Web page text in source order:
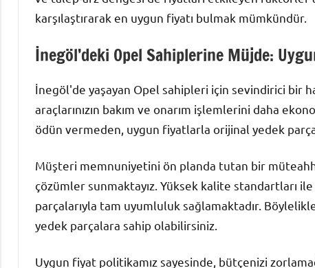
karşılaştırarak en uygun fiyatı bulmak mümkündür.
İnegöl’deki Opel Sahiplerine Müjde:
İnegöl'de yaşayan Opel sahipleri için sevindirici bir
araçlarınızın bakım ve onarım işlemlerini daha
ödün vermeden, uygun fiyatlarla orijinal yedek
Müşteri memnuniyetini ön planda tutan bir
çözümler sunmaktayız. Yüksek kalite standartları ile
parçalarıyla tam uyumluluk sağlamaktadır.
yedek parçalara sahip olabilirsiniz.
Uygun fiyat politikamız sayesinde, bütçenizi